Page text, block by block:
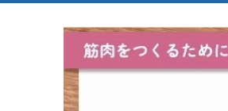
研修（講